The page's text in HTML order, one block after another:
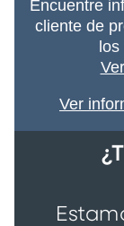
Encuentre
cliente de
los
Ver